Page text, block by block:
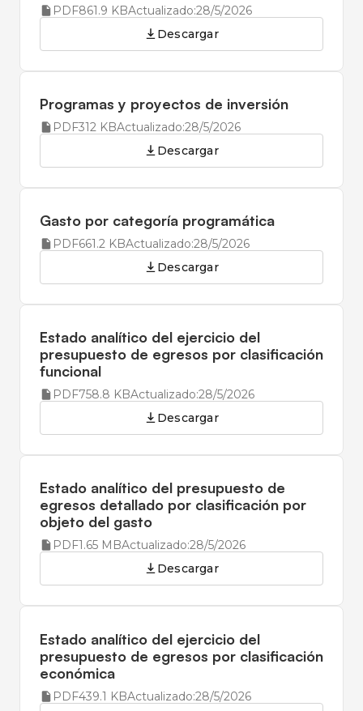
PDF861.9 KBActualizado:28/5/2026
Descargar
Programas y proyectos de inversión
PDF312 KBActualizado:28/5/2026
Descargar
Gasto por categoría programática
PDF661.2 KBActualizado:28/5/2026
Descargar
Estado analítico del ejercicio del
presupuesto de egresos por clasificación
funcional
PDF758.8 KBActualizado:28/5/2026
Descargar
Estado analítico del presupuesto de
egresos detallado por clasificación por
objeto del gasto
PDF1.65 MBActualizado:28/5/2026
Descargar
Estado analítico del ejercicio del
presupuesto de egresos por clasificación
económica
PDF439.1 KBActualizado:28/5/2026